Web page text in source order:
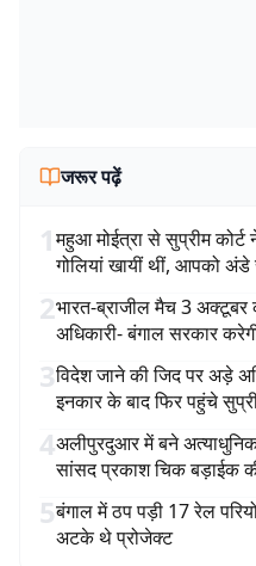
जरूर पढ़ें
1महुआ मोईत्रा से सुप्रीम कोर्ट
गोलियां खायीं थीं, आपको
2भारत-ब्राजील मैच 3
अधिकारी- बंगाल सरकार
3विदेश जाने की जिद पर अड़े
इनकार के बाद फिर पहुंचे
4अलीपुरदुआर में बने
सांसद प्रकाश चिक बड़ाईक
5बंगाल में ठप पड़ी 17 रेल
अटके थे प्रोजेक्ट